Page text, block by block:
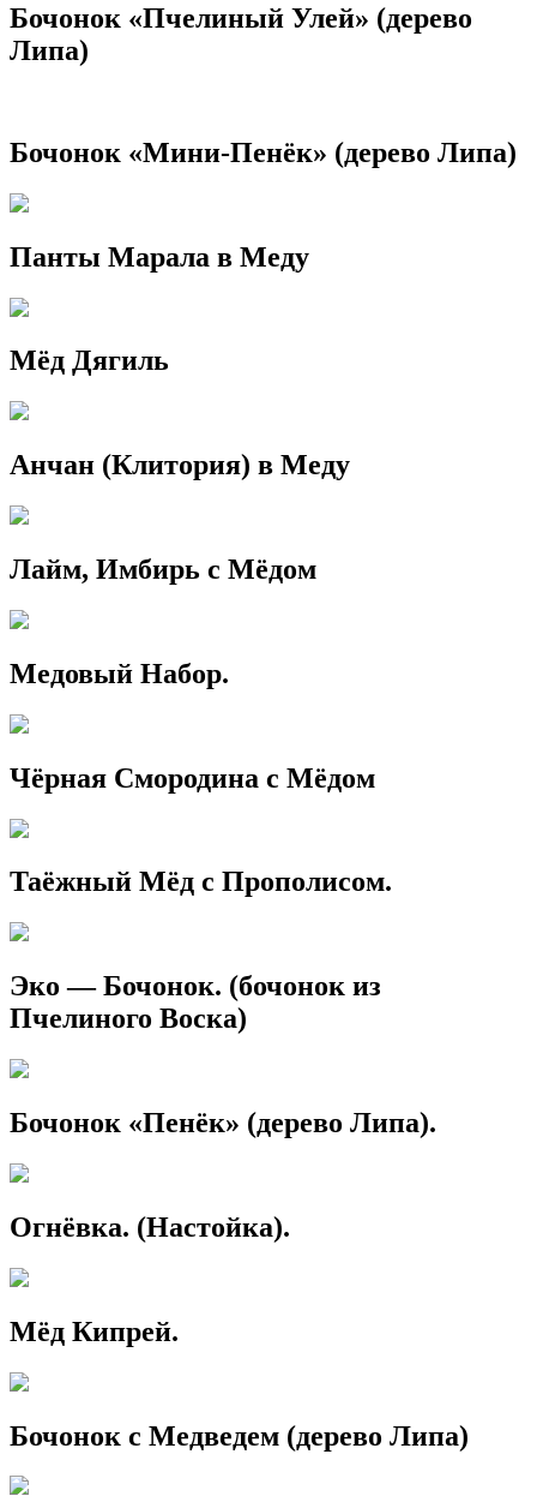
Бочонок «Пчелиный Улей» (дерево
Липа)
Бочонок «Мини-Пенёк» (дерево Липа)
Панты Марала в Меду
Мёд Дягиль
Анчан (Клитория) в Меду
Лайм, Имбирь с Мёдом
Медовый Набор.
Чёрная Смородина с Мёдом
Таёжный Мёд с Прополисом.
Эко — Бочонок. (бочонок из
Пчелиного Воска)
Бочонок «Пенёк» (дерево Липа).
Огнёвка. (Настойка).
Мёд Кипрей.
Бочонок с Медведем (дерево Липа)